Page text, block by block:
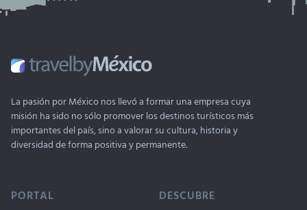
La pasión por México nos llevó a formar una empresa cuya
misión ha sido no sólo promover los destinos turísticos más
importantes del país, sino a valorar su cultura, historia y
diversidad de forma positiva y permanente.
PORTAL
DESCUBRE